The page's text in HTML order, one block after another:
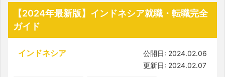
【2024年最新版】インドネシア就職・転職完全
ガイド
インドネシア
公開日: 2024.02.06
更新日: 2024.02.07